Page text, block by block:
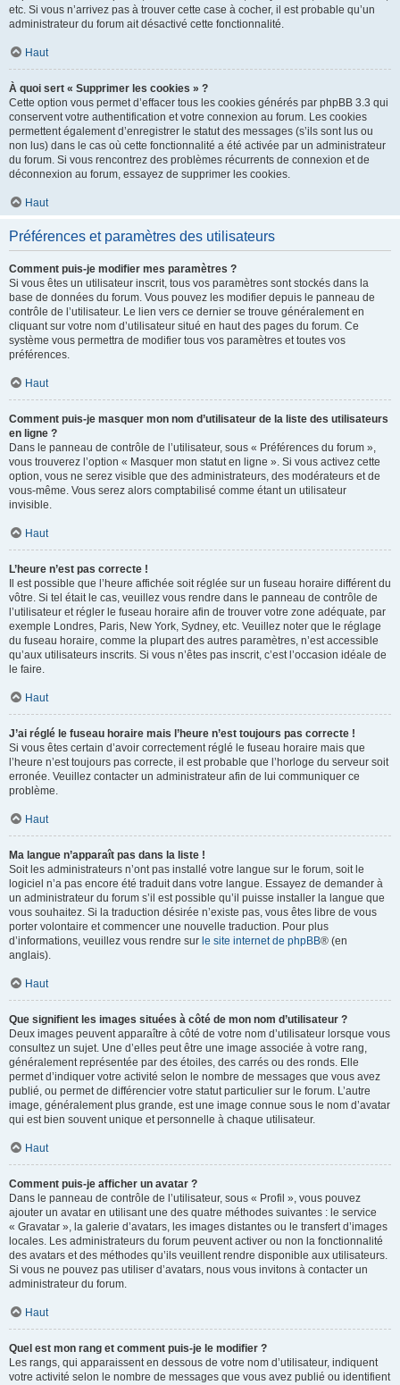
etc. Si vous n’arrivez pas à trouver cette case à cocher, il est probable qu’un
administrateur du forum ait désactivé cette fonctionnalité.
Haut
À quoi sert « Supprimer les cookies » ?
Cette option vous permet d’effacer tous les cookies générés par phpBB 3.3 qui
conservent votre authentification et votre connexion au forum. Les cookies
permettent également d’enregistrer le statut des messages (s’ils sont lus ou
non lus) dans le cas où cette fonctionnalité a été activée par un administrateur
du forum. Si vous rencontrez des problèmes récurrents de connexion et de
déconnexion au forum, essayez de supprimer les cookies.
Haut
Préférences et paramètres des utilisateurs
Comment puis-je modifier mes paramètres ?
Si vous êtes un utilisateur inscrit, tous vos paramètres sont stockés dans la
base de données du forum. Vous pouvez les modifier depuis le panneau de
contrôle de l’utilisateur. Le lien vers ce dernier se trouve généralement en
cliquant sur votre nom d’utilisateur situé en haut des pages du forum. Ce
système vous permettra de modifier tous vos paramètres et toutes vos
préférences.
Haut
Comment puis-je masquer mon nom d’utilisateur de la liste des utilisateurs
en ligne ?
Dans le panneau de contrôle de l’utilisateur, sous « Préférences du forum »,
vous trouverez l’option « Masquer mon statut en ligne ». Si vous activez cette
option, vous ne serez visible que des administrateurs, des modérateurs et de
vous-même. Vous serez alors comptabilisé comme étant un utilisateur
invisible.
Haut
L’heure n’est pas correcte !
Il est possible que l’heure affichée soit réglée sur un fuseau horaire différent du
vôtre. Si tel était le cas, veuillez vous rendre dans le panneau de contrôle de
l’utilisateur et régler le fuseau horaire afin de trouver votre zone adéquate, par
exemple Londres, Paris, New York, Sydney, etc. Veuillez noter que le réglage
du fuseau horaire, comme la plupart des autres paramètres, n’est accessible
qu’aux utilisateurs inscrits. Si vous n’êtes pas inscrit, c’est l’occasion idéale de
le faire.
Haut
J’ai réglé le fuseau horaire mais l’heure n’est toujours pas correcte !
Si vous êtes certain d’avoir correctement réglé le fuseau horaire mais que
l’heure n’est toujours pas correcte, il est probable que l’horloge du serveur soit
erronée. Veuillez contacter un administrateur afin de lui communiquer ce
problème.
Haut
Ma langue n’apparaît pas dans la liste !
Soit les administrateurs n’ont pas installé votre langue sur le forum, soit le
logiciel n’a pas encore été traduit dans votre langue. Essayez de demander à
un administrateur du forum s’il est possible qu’il puisse installer la langue que
vous souhaitez. Si la traduction désirée n’existe pas, vous êtes libre de vous
porter volontaire et commencer une nouvelle traduction. Pour plus
d’informations, veuillez vous rendre sur le site internet de phpBB® (en
anglais).
Haut
Que signifient les images situées à côté de mon nom d’utilisateur ?
Deux images peuvent apparaître à côté de votre nom d’utilisateur lorsque vous
consultez un sujet. Une d’elles peut être une image associée à votre rang,
généralement représentée par des étoiles, des carrés ou des ronds. Elle
permet d’indiquer votre activité selon le nombre de messages que vous avez
publié, ou permet de différencier votre statut particulier sur le forum. L’autre
image, généralement plus grande, est une image connue sous le nom d’avatar
qui est bien souvent unique et personnelle à chaque utilisateur.
Haut
Comment puis-je afficher un avatar ?
Dans le panneau de contrôle de l’utilisateur, sous « Profil », vous pouvez
ajouter un avatar en utilisant une des quatre méthodes suivantes : le service
« Gravatar », la galerie d’avatars, les images distantes ou le transfert d’images
locales. Les administrateurs du forum peuvent activer ou non la fonctionnalité
des avatars et des méthodes qu’ils veuillent rendre disponible aux utilisateurs.
Si vous ne pouvez pas utiliser d’avatars, nous vous invitons à contacter un
administrateur du forum.
Haut
Quel est mon rang et comment puis-je le modifier ?
Les rangs, qui apparaissent en dessous de votre nom d’utilisateur, indiquent
votre activité selon le nombre de messages que vous avez publié ou identifient